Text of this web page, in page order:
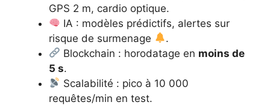
GPS 2 m, cardio optique.
IA : modèles prédictifs, alertes sur
risque de surmenage
.
Blockchain : horodatage en moins de
5 s.
Scalabilité : pico à 10 000
requêtes/min en test.